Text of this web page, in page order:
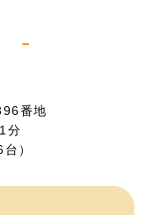
番地
分
）